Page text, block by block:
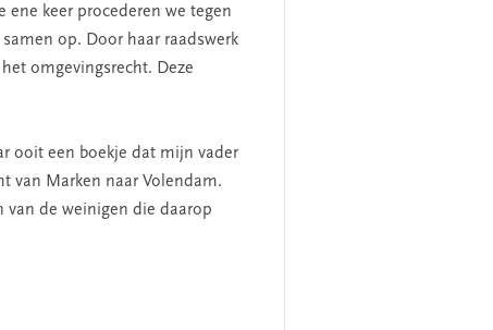
ene keer procederen we tegen
op. Door haar raadswerk
omgevingsrecht. Deze
ooit een boekje dat mijn vader
van Marken naar Volendam.
van de weinigen die daarop